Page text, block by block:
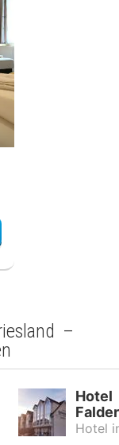
–
Hotel
Hotel